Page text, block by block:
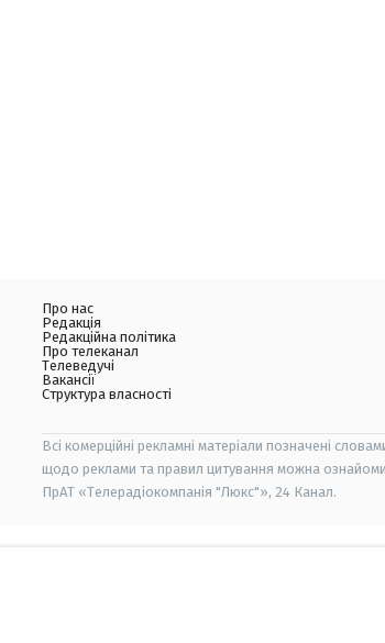
Про нас
Редакція
Редакційна політика
Про телеканал
Телеведучі
Вакансії
Структура власності
Всі комерційні рекламні матеріали позначені
щодо реклами та правил цитування можна
ПрАТ «Телерадіокомпанія "Люкс"», 24 Канал.